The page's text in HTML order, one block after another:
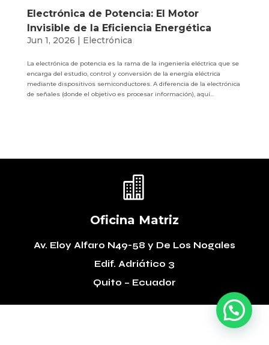
Electrónica de Potencia: El Motor
Invisible de la Eficiencia Energética
Jun 1, 2026 | Electrónica
La electrónica de potencia es la rama de la ingeniería eléctrica que se
encarga del estudio, control y conversión de la energía eléctrica
mediante dispositivos semiconductores. A diferencia de la electrónica
de señales (donde el objetivo es procesar información), aquí...

Oficina Matriz
Av. Eloy Alfaro N49-58 y De Los Nogales
Edif. Adriático 3
Quito – Ecuador